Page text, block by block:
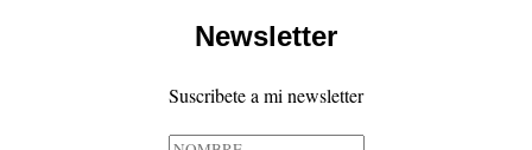
Newsletter
Suscribete a mi newsletter